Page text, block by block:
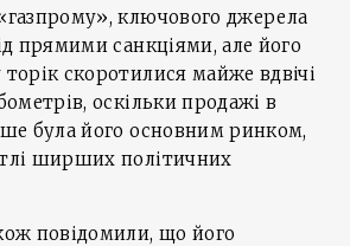
ключового джерела
прямими санкціями, але його
скоротилися майже вдвічі
оскільки продажі в
була його основним ринком,
ширших політичних
повідомили, що його